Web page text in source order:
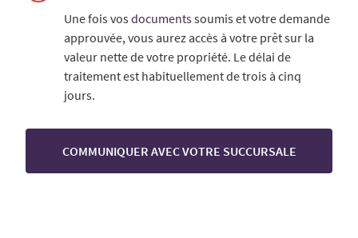
Une fois vosdocumentssoumis et votre demande
approuvée, vous aurez accès à votre prêt sur la
valeur nette de votre propriété. Le délai de
traitement est habituellement de trois à cinq
jours.
COMMUNIQUER AVEC VOTRE SUCCURSALE